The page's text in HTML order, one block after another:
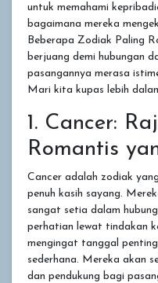
untuk memahami
bagaimana mereka
Beberapa Zodiak Paling
berjuang demi hubungan
pasangannya merasa
Mari kita kupas lebih
1. Cancer:
Romantis
Cancer adalah zodiak
penuh kasih sayang.
sangat setia dalam
perhatian lewat tindakan
mengingat tanggal
sederhana. Mereka akan
dan pendukung bagi